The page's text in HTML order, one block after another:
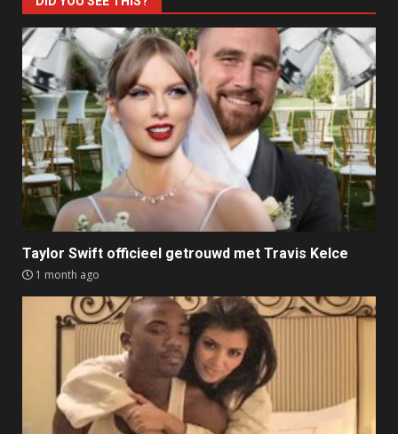
Taylor Swift officieel getrouwd met Travis Kelce
1 month ago